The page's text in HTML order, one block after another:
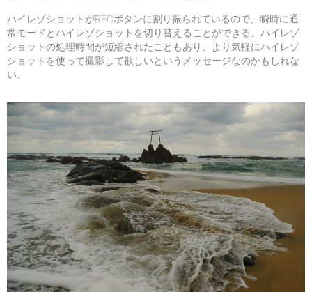
ハイレゾショットがRECボタンに割り振られているので、瞬時に通
常モードとハイレゾショットを切り替えることができる。ハイレゾ
ショットの処理時間が短縮されたこともあり、より気軽にハイレゾ
ショットを使って撮影して欲しいというメッセージなのかもしれな
い。